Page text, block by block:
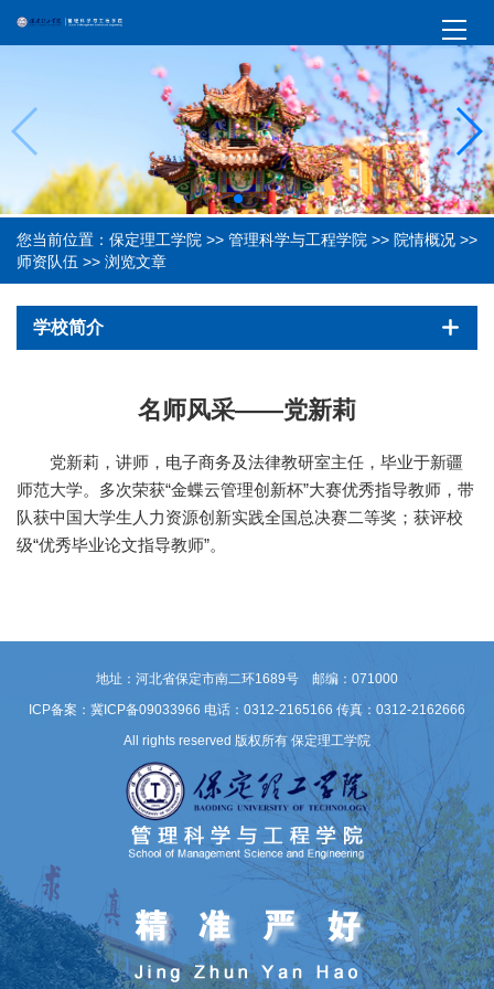
您当前位置： 保定理工学院 >> 管理科学与工程学院 >> 院情概况 >>
师资队伍 >> 浏览文章
学校简介
名师风采——党新莉
党新莉，讲师，电子商务及法律教研室主任，毕业于新疆
师范大学。多次荣获“金蝶云管理创新杯”大赛优秀指导教师，带
队获中国大学生人力资源创新实践全国总决赛二等奖；获评校
级“优秀毕业论文指导教师”。
地址：河北省保定市南二环1689号 邮编：071000
ICP备案：冀ICP备09033966 电话：0312-2165166 传真：0312-2162666
All rights reserved 版权所有 保定理工学院